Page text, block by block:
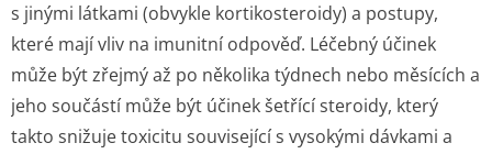
s jinými látkami (obvykle kortikosteroidy) a postupy,
které mají vliv na imunitní odpověď. Léčebný účinek
může být zřejmý až po několika týdnech nebo měsících a
jeho součástí může být účinek šetřící steroidy, který
takto snižuje toxicitu související s vysokými dávkami a